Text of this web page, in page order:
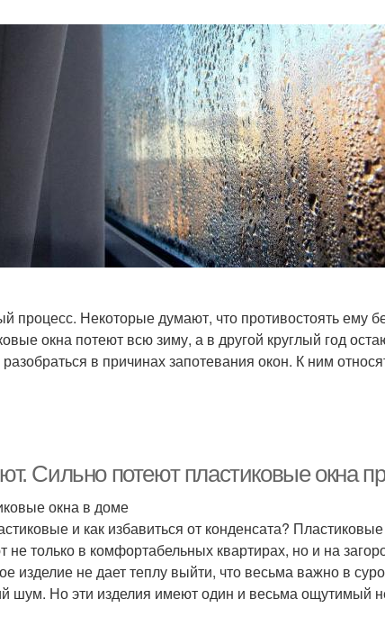
процесс. Некоторые думают, что противостоять ему
окна потеют всю зиму, а в другой круглый год
разобраться в причинах запотевания окон. К ним
Сильно потеют пластиковые окна
окна в доме
и как избавиться от конденсата?
не только в комфортабельных квартирах, но и на
изделие не дает теплу выйти, что весьма важно в
шум. Но эти изделия имеют один и весьма ощутимый